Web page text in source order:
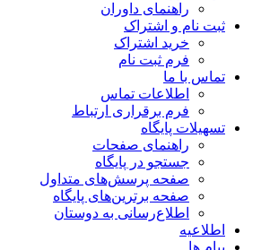
راهنمای داوران
ثبت نام و اشتراک
خرید اشتراک
فرم ثبت نام
تماس با ما
اطلاعات تماس
فرم برقراری ارتباط
تسهیلات پایگاه
راهنمای صفحات
جستجو در پایگاه
صفحه پرسش‌های متداول
صفحه برترین‌های پایگاه
اطلاع‌رسانی به دوستان
اطلاعیه
پیام ها